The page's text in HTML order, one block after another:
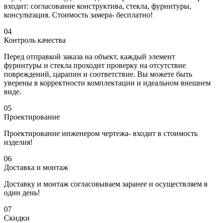
входит: согласование конструктива, стекла, фурнитуры,
консультация. Стоимость замера- бесплатно!
04
Контроль качества
Перед отправкой заказа на объект, каждый элемент
фурнитуры и стекла проходит проверку на отсутствие
повреждений, царапин и соответствие. Вы можете быть
уверены в корректности комплектации и идеальном внешнем
виде.
05
Проектирование
Проектирование инженером чертежа- входит в стоимость
изделия!
06
Доставка и монтаж
Доставку и монтаж согласовываем заранее и осуществляем в
один день!
07
Скидки